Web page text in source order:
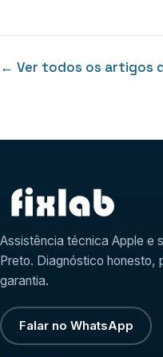
← Ver todos os artigos
Assistência técnica Apple e
Preto. Diagnóstico honesto,
garantia.
Falar no WhatsApp